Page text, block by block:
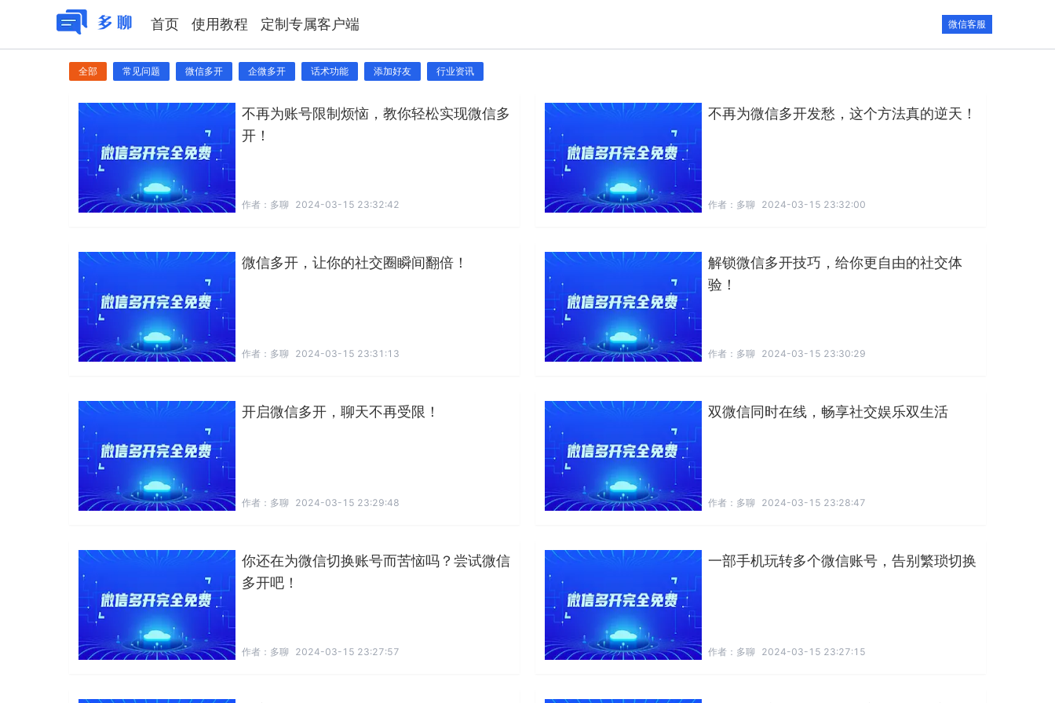
首页 使用教程 定制专属客户端 微信客服
全部 常见问题 微信多开 企微多开 话术功能 添加好友 行业资讯
不再为账号限制烦恼，教你轻松实现微信多
开！
作者： 多聊 2024-03-15 23:32:42
不再为微信多开发愁，这个方法真的逆天！
作者： 多聊 2024-03-15 23:32:00
微信多开，让你的社交圈瞬间翻倍！
作者： 多聊 2024-03-15 23:31:13
解锁微信多开技巧，给你更自由的社交体
验！
作者： 多聊 2024-03-15 23:30:29
开启微信多开，聊天不再受限！
作者： 多聊 2024-03-15 23:29:48
双微信同时在线，畅享社交娱乐双生活
作者： 多聊 2024-03-15 23:28:47
你还在为微信切换账号而苦恼吗？尝试微信
多开吧！
作者： 多聊 2024-03-15 23:27:57
一部手机玩转多个微信账号，告别繁琐切换
作者： 多聊 2024-03-15 23:27:15